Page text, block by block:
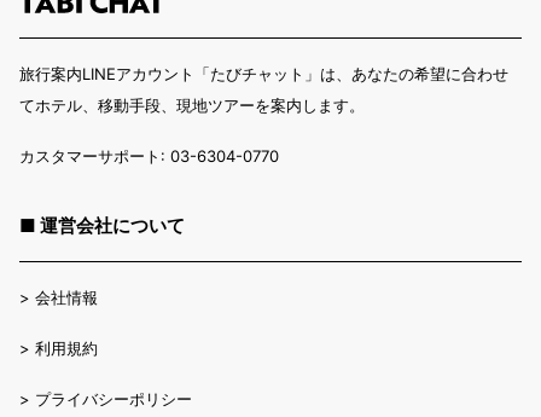
旅行案内LINEアカウント「たびチャット」は、あなたの希望に合わせ
てホテル、移動手段、現地ツアーを案内します。
カスタマーサポート: 03-6304-0770
■ 運営会社について
> 会社情報
> 利用規約
> プライバシーポリシー